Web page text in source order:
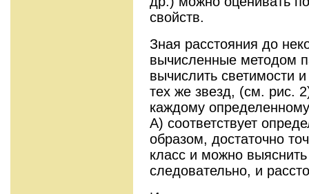
свойств.
Зная расстояния до
вычисленные методом
вычислить светимости
тех же звезд, (см. рис.
каждому
A) соответствует
образом, достаточно
класс и можно
следовательно, и